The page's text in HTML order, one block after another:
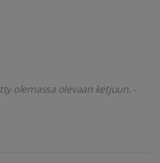
olemassa olevaan ketjuun. -